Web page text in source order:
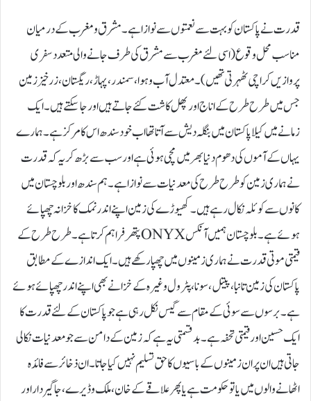
قدرت نے پاکستان کو بہت سے نعمتوں سے نوازا ہے۔ مشرق و مغرب کے درمیان
مناسب محل وقوع ( اسی لئے مغرب سے مشرق کی طرف جانے والی متعدد سفری
پروازیں کراچی ٹھہرتی تھیں)۔ معتدل آب و ہوا، سمندر، پہاڑ، ریگستان، زرخیز زمین
جس میں طرح طرح کے اناج اور پھل کاشت کئے جاتے ہیں اور جا سکتے ہیں۔ ایک
زمانے میں کیلا پاکستان میں بنگلہ دیش سے آتا تھا اب خود سندھ اس کا مرکز ہے۔ ہمارے
یہاں کے آموں کی دھوم دنیا بھر میں مچی ہوئی ہے اور سب سے بڑھ کر یہ کہ قدرت
نے ہماری زمین کو طرح طرح کی معدنیات سے نوازا ہے۔ ہم سندھ اور بلوچستان میں
کانوں سے کوئلہ نکال رہے ہیں۔ کھیوڑے کی زمین اپنے اندر نمک کا خزانہ چھپائے
ہوئے ہے۔ بلوچستان ہمیں آنکس ONYXپتھر فراہم کرتا ہے۔ طرح طرح کے
قیمتی موتی قدرت نے ہماری زمینوں میں چھپا رکھے ہیں۔ ایک اندازے کے مطابق
پاکستان کی زمین تانبا، پیتل، سونا، پٹرول وغیرہ کے خزانے بھی اپنے اندر چھپائے ہوئے
ہے۔ برسوں سے سوئی کے مقام سے گیس نکل رہی ہے جو پاکستان کے لئے قدرت کا
ایک حسین اور قیمتی تحفہ ہے۔ بدقسمتی یہ ہے کہ زمین کے دامن سے جو معدنیات نکالی
جاتی ہیں ان پر ان زمینوں کے باسیوں کا حق تسلیم نہیں کیا جاتا۔ ان ذخائر سے فائدہ
اٹھانے والوں میں یا تو حکومت ہے یا پھر علاقے کے خان، ملک وڈیرے،جاگیردار اور